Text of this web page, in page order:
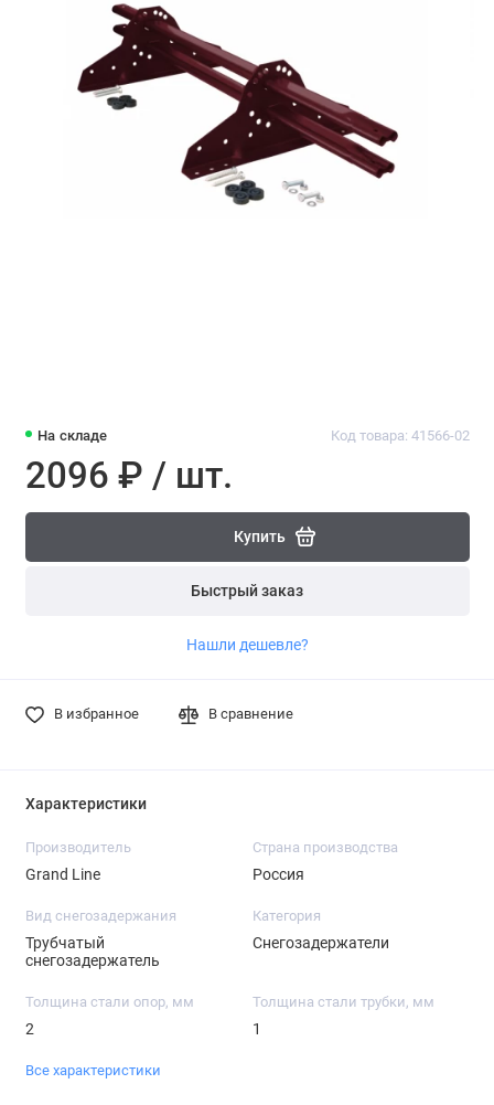
На складе Код товара: 41566-02
2096 ₽ / шт.
Купить
Быстрый заказ
Нашли дешевле?
В избранное В сравнение
Характеристики
Производитель
Grand Line
Страна производства
Россия
Вид снегозадержания
Трубчатый
снегозадержатель
Категория
Снегозадержатели
Толщина стали опор, мм
2
Толщина стали трубки, мм
1
Все характеристики